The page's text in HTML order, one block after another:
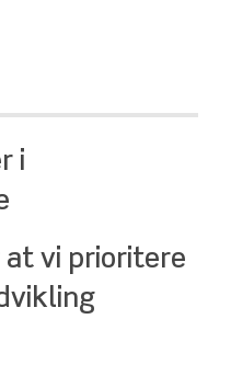
i
at vi prioritere